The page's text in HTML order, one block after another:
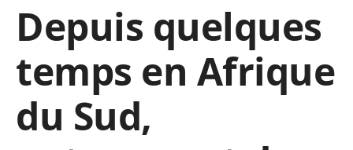
Depuis quelques
temps en Afrique
du Sud,